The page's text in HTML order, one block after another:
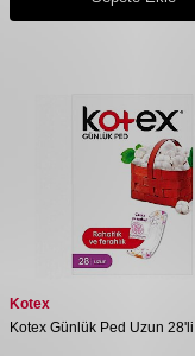
Kotex
Kotex Günlük Ped Uzun 28'li